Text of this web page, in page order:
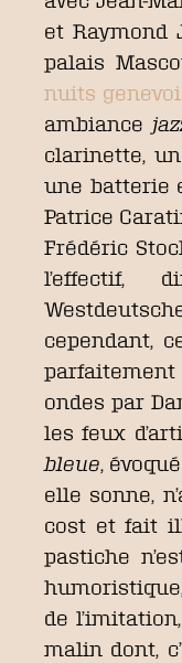
et Raymond
palais
nuits
ambiance
clarinette,
une batterie
Patrice
Frédéric
l’effectif,
cependant,
parfaitement
ondes par
les feux
bleue,
elle sonne,
cost et fait
pastiche
de
malin dont,